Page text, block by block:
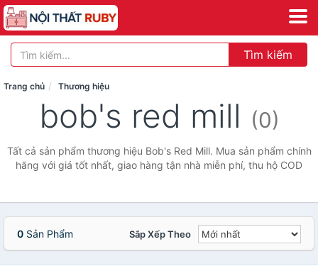
Tìm kiếm
Trang chủ Thương hiệu
bob's red mill (0)
Tất cả sản phẩm thương hiệu Bob's Red Mill. Mua sản phẩm chính
hãng với giá tốt nhất, giao hàng tận nhà miễn phí, thu hộ COD
0 Sản Phẩm Sắp Xếp Theo